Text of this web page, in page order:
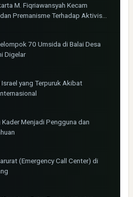
M. Fiqriawansyah Kecam
Premanisme Terhadap Aktivis
70 Umsida di Balai Desa
Digelar
yang Terpuruk Akibat
Menjadi Pengguna dan
(Emergency Call Center) di